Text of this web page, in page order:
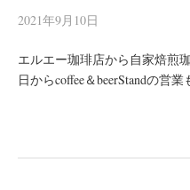
2021年9月10日
エルエー珈琲店から自家焙煎
日からcoffee＆beerStandの営業